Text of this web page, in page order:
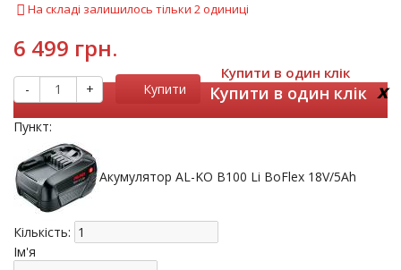
На складі залишилось тільки 2 одиниці
6 499 грн.
- + Купити
Купити в один клік
Купити в один клік x
Пункт:
Акумулятор AL-KO B100 Li BoFlex 18V/5Ah
Кількість:
Ім'я